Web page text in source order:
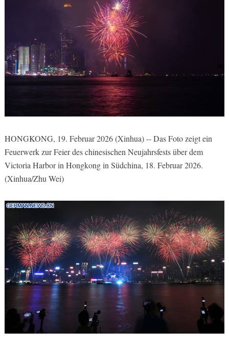
HONGKONG, 19. Februar 2026 (Xinhua) -- Das Foto zeigt ein
Feuerwerk zur Feier des chinesischen Neujahrsfests über dem
Victoria Harbor in Hongkong in Südchina, 18. Februar 2026.
(Xinhua/Zhu Wei)